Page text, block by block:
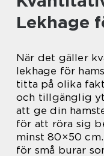
Lekhage
När det gäller
lekhage för
titta på olika
och tillgänglig
att ge din
för att röra sig
minst 80×50
för små burar